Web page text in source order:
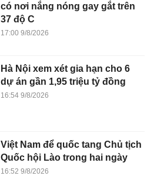
có nơi nắng nóng gay gắt trên
37 độ C
17:00 9/8/2026
Hà Nội xem xét gia hạn cho 6
dự án gần 1,95 triệu tỷ đồng
16:54 9/8/2026
Việt Nam để quốc tang Chủ tịch
Quốc hội Lào trong hai ngày
16:52 9/8/2026